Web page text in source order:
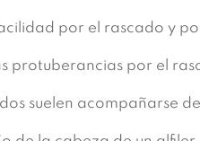
por el rascado y
protuberancias por el
suelen acompañarse